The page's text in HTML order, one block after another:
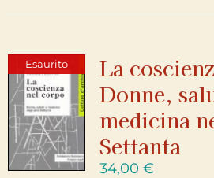
Esaurito
La
Donne,
medicina
Settanta
34,00 €